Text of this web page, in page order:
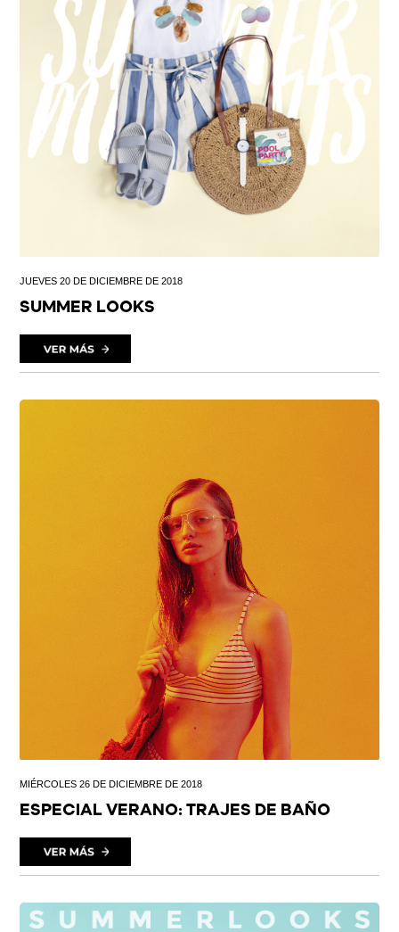
JUEVES 20 DE DICIEMBRE DE 2018
SUMMER LOOKS
MIÉRCOLES 26 DE DICIEMBRE DE 2018
ESPECIAL VERANO: TRAJES DE BAÑO